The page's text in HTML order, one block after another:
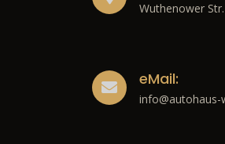
Wuthenower
eMail:
info@autohaus-